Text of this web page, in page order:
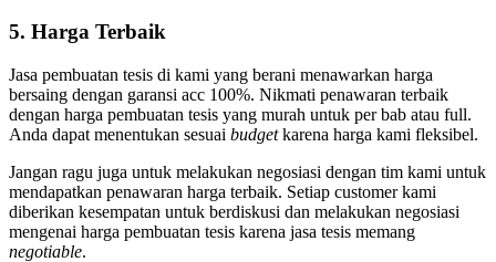
5. Harga Terbaik
Jasa pembuatan tesis di kami yang berani menawarkan harga
bersaing dengan garansi acc 100%. Nikmati penawaran terbaik
dengan harga pembuatan tesis yang murah untuk per bab atau full.
Anda dapat menentukan sesuai budgetkarena harga kami fleksibel.
Jangan ragu juga untuk melakukan negosiasi dengan tim kami untuk
mendapatkan penawaran harga terbaik. Setiap customer kami
diberikan kesempatan untuk berdiskusi dan melakukan negosiasi
mengenai harga pembuatan tesis karena jasa tesis memang
negotiable.